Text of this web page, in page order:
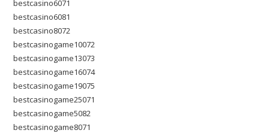
bestcasino6071
bestcasino6081
bestcasino8072
bestcasinogame10072
bestcasinogame13073
bestcasinogame16074
bestcasinogame19075
bestcasinogame25071
bestcasinogame5082
bestcasinogame8071